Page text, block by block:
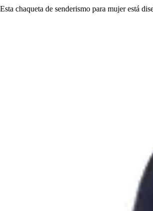
Esta chaqueta de senderismo para mujer está